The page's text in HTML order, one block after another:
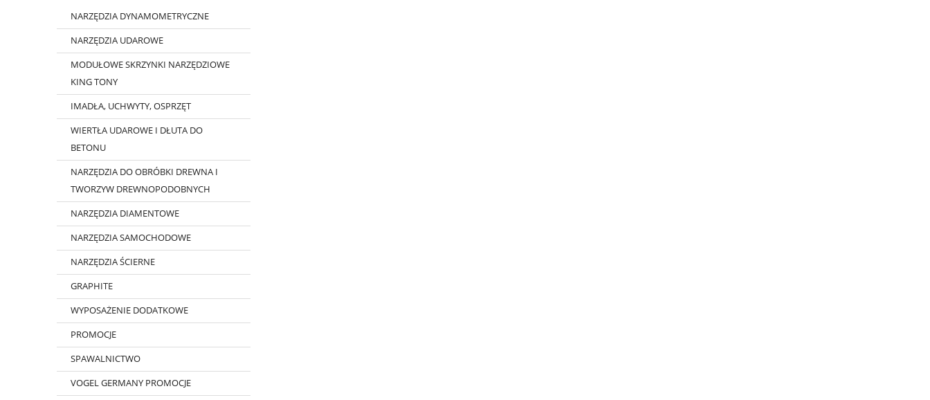
NARZĘDZIA DYNAMOMETRYCZNE
NARZĘDZIA UDAROWE
MODUŁOWE SKRZYNKI NARZĘDZIOWE
KING TONY
IMADŁA, UCHWYTY, OSPRZĘT
WIERTŁA UDAROWE I DŁUTA DO
BETONU
NARZĘDZIA DO OBRÓBKI DREWNA I
TWORZYW DREWNOPODOBNYCH
NARZĘDZIA DIAMENTOWE
NARZĘDZIA SAMOCHODOWE
NARZĘDZIA ŚCIERNE
GRAPHITE
WYPOSAŻENIE DODATKOWE
PROMOCJE
SPAWALNICTWO
VOGEL GERMANY PROMOCJE